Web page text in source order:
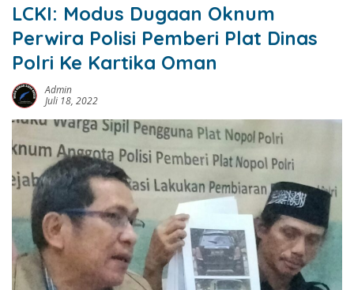
LCKI: Modus Dugaan Oknum
Perwira Polisi Pemberi Plat Dinas
Polri Ke Kartika Oman
Admin
Juli 18, 2022